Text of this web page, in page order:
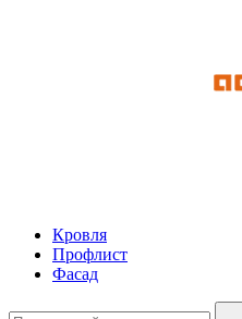
Кровля
Профлист
Фасад